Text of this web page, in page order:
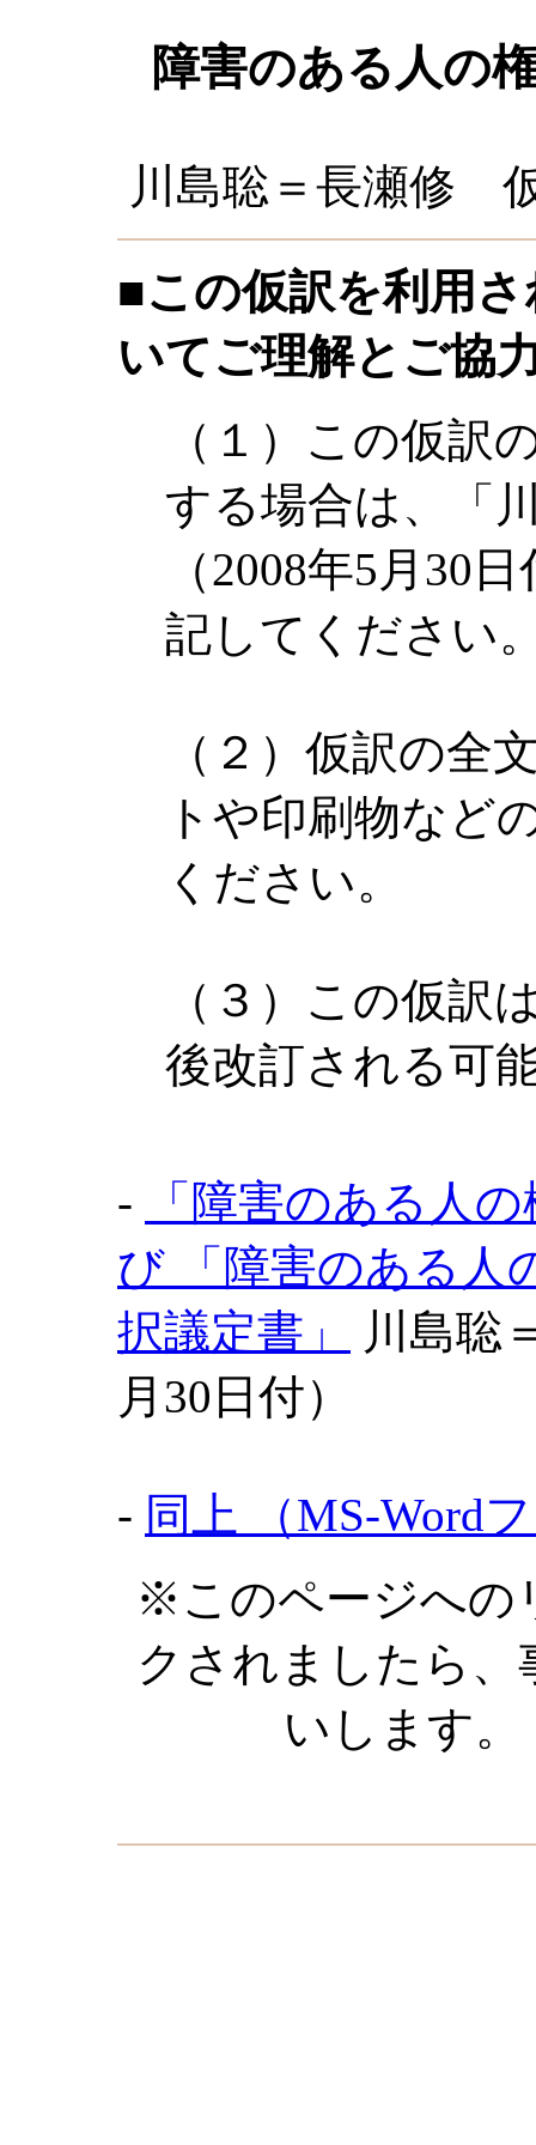
障害のある人の
川島聡＝長瀬修
■この仮訳を利用
いてご理解とご協
（１）この仮訳
する場合は、「
（2008年5月30
記してください
（２）仮訳の全
トや印刷物など
ください。
（３）この仮訳
後改訂される可
-
「障害のある人
び 「障害のある人
択議定書」
川島聡
月30日付）
- 同上 （MS-Word
※このページへの
クされましたら
いします